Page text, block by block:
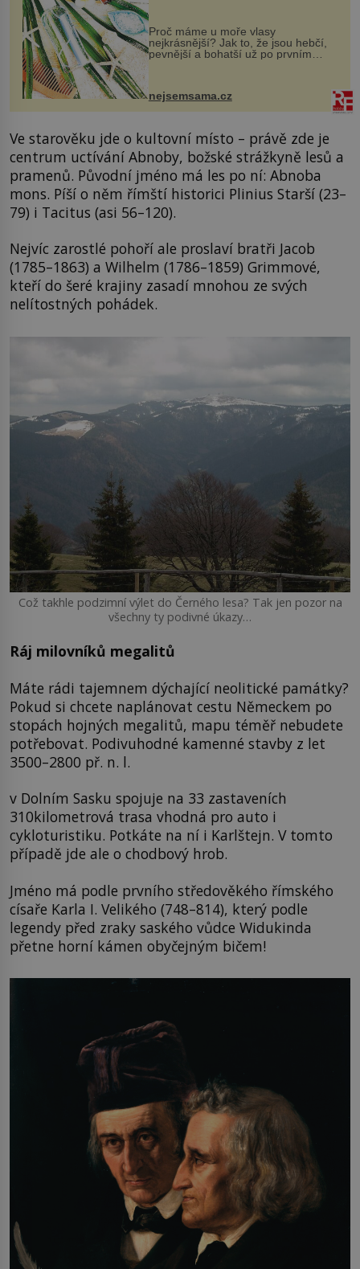
Proč máme u moře vlasy
nejkrásnější? Jak to, že jsou hebčí,
pevnější a bohatší už po prvním
vlasy. ...
nejsemsama.cz
Ve starověku jde o kultovní místo – právě zde je
centrum uctívání Abnoby, božské strážkyně lesů a
pramenů. Původní jméno má les po ní: Abnoba
mons. Píší o něm římští historici Plinius Starší (23–
79) i Tacitus (asi 56–120).
Nejvíc zarostlé pohoří ale proslaví bratři Jacob
(1785–1863) a Wilhelm (1786–1859) Grimmové,
kteří do šeré krajiny zasadí mnohou ze svých
nelítostných pohádek.
Což takhle podzimní výlet do Černého lesa? Tak jen pozor na
všechny ty podivné úkazy…
Ráj milovníků megalitů
Máte rádi tajemnem dýchající neolitické památky?
Pokud si chcete naplánovat cestu Německem po
stopách hojných megalitů, mapu téměř nebudete
potřebovat. Podivuhodné kamenné stavby z let
3500–2800 př. n. l.
v Dolním Sasku spojuje na 33 zastaveních
310kilometrová trasa vhodná pro auto i
cykloturistiku. Potkáte na ní i Karlštejn. V tomto
případě jde ale o chodbový hrob.
Jméno má podle prvního středověkého římského
císaře Karla I. Velikého (748–814), který podle
legendy před zraky saského vůdce Widukinda
přetne horní kámen obyčejným bičem!